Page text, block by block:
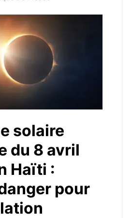
solaire
du 8 avril
Haïti :
pour